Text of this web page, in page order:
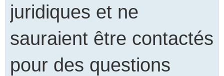
juridiques et ne
sauraient être contactés
pour des questions